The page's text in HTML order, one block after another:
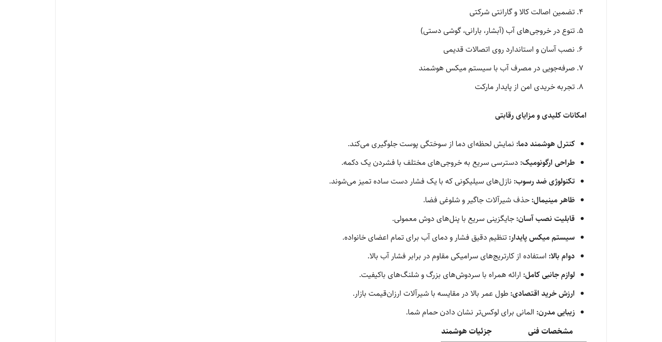
تضمین اصالت کالا و گارانتی شرکتی
تنوع در خروجی‌های آب (آبشار، بارانی، گوشی دستی)
نصب آسان و استاندارد روی اتصالات قدیمی
صرفه‌جویی در مصرف آب با سیستم میکس هوشمند
تجربه خریدی امن از پایدار مارکت
امکانات کلیدی و مزایای رقابتی
کنترل هوشمند دما: نمایش لحظه‌ای دما از سوختگی پوست جلوگیری می‌کند.
طراحی ارگونومیک: دسترسی سریع به خروجی‌های مختلف با فشردن یک دکمه.
تکنولوژی ضد رسوب: نازل‌های سیلیکونی که با یک فشار دست ساده تمیز می‌شوند.
ظاهر مینیمال: حذف شیرآلات جاگیر و شلوغی فضا.
قابلیت نصب آسان: جایگزینی سریع با پنل‌های دوش معمولی.
سیستم میکس پایدار: تنظیم دقیق فشار و دمای آب برای تمام اعضای خانواده.
دوام بالا: استفاده از کارتریج‌های سرامیکی مقاوم در برابر فشار آب بالا.
لوازم جانبی کامل: ارائه همراه با سردوش‌های بزرگ و شلنگ‌های باکیفیت.
ارزش خرید اقتصادی: طول عمر بالا در مقایسه با شیرآلات ارزان‌قیمت بازار.
زیبایی مدرن: المانی برای لوکس‌تر نشان دادن حمام شما.
مشخصات فنی
جزئیات هوشمند